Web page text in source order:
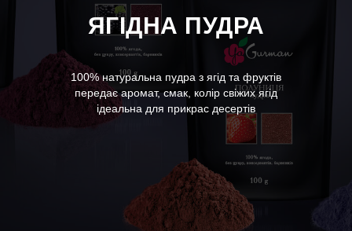
ЯГІДНА ПУДРА
100% натуральна пудра з ягід та фруктів
передає аромат, смак, колір свіжих ягід
ідеальна для прикрас десертів